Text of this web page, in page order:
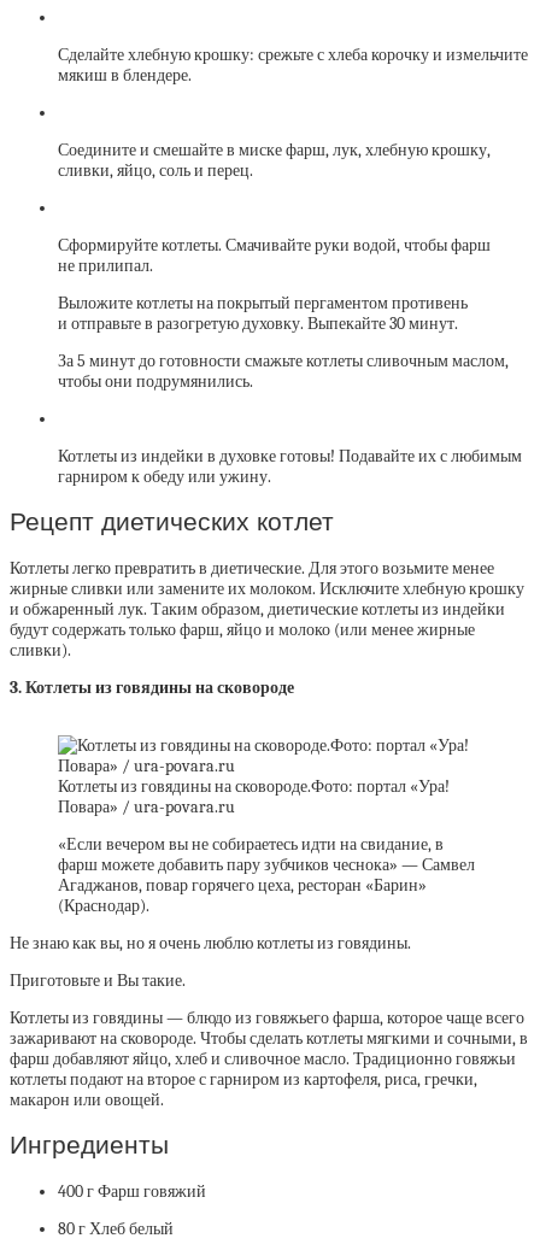
Сделайте хлебную крошку: срежьте с хлеба корочку и измельчите
мякиш в блендере.
Соедините и смешайте в миске фарш, лук, хлебную крошку,
сливки, яйцо, соль и перец.
Сформируйте котлеты. Смачивайте руки водой, чтобы фарш
не прилипал.
Выложите котлеты на покрытый пергаментом противень
и отправьте в разогретую духовку. Выпекайте 30 минут.
За 5 минут до готовности смажьте котлеты сливочным маслом,
чтобы они подрумянились.
Котлеты из индейки в духовке готовы! Подавайте их с любимым
гарниром к обеду или ужину.
Рецепт диетических котлет
Котлеты легко превратить в диетические. Для этого возьмите менее
жирные сливки или замените их молоком. Исключите хлебную крошку
и обжаренный лук. Таким образом, диетические котлеты из индейки
будут содержать только фарш, яйцо и молоко (или менее жирные
сливки).
3. Котлеты из говядины на сковороде
Котлеты из говядины на сковороде.Фото: портал «Ура!
Повара» / ura-povara.ru
«Если вечером вы не собираетесь идти на свидание, в
фарш можете добавить пару зубчиков чеснока» — Самвел
Агаджанов, повар горячего цеха, ресторан «Барин»
(Краснодар).
Не знаю как вы, но я очень люблю котлеты из говядины.
Приготовьте и Вы такие.
Котлеты из говядины — блюдо из говяжьего фарша, которое чаще всего
зажаривают на сковороде. Чтобы сделать котлеты мягкими и сочными, в
фарш добавляют яйцо, хлеб и сливочное масло. Традиционно говяжьи
котлеты подают на второе с гарниром из картофеля, риса, гречки,
макарон или овощей.
Ингредиенты
400 г Фарш говяжий
80 г Хлеб белый